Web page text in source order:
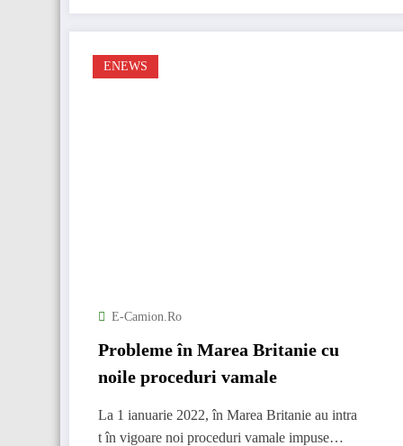
ENEWS
E-Camion.ro
Probleme în Marea Britanie cu
noile proceduri vamale
La 1 ianuarie 2022, în Marea Britanie au intra
t în vigoare noi proceduri vamale impuse…